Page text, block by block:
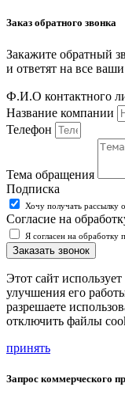
Заказ обратного звонка
Закажите обратный
и ответят на все
Ф.И.О контактного
Название компании
Телефон
Тема обращения
Подписка
Хочу получать рассылку
Согласие на
Я согласен на обработку
Заказать звонок
Этот сайт
улучшения его
разрешаете
отключить файлы
принять
Запрос коммерческого